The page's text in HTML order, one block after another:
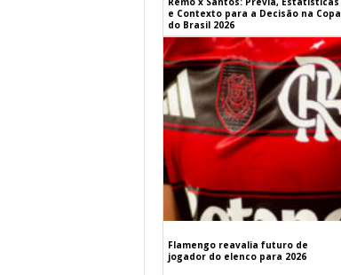
e Contexto para a Decisão na Copa
do Brasil 2026
Flamengo reavalia futuro de
jogador do elenco para 2026